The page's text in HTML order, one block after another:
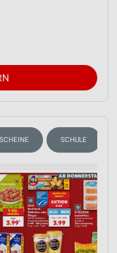
SCHULE